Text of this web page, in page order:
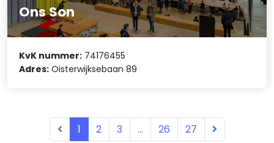
Ons Son
KvK nummer: 74176455
Adres: Oisterwijksebaan 89
1 2 3 ... 26 27